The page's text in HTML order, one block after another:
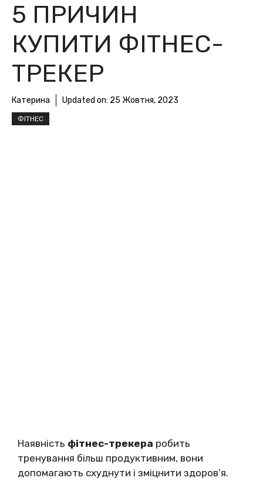
5 ПРИЧИН
КУПИТИ ФІТНЕС-
ТРЕКЕР
Катерина Updated on: 25 Жовтня, 2023
ФІТНЕС
Наявність фітнес-трекера робить
тренування більш продуктивним, вони
допомагають схуднути і зміцнити здоров’я.